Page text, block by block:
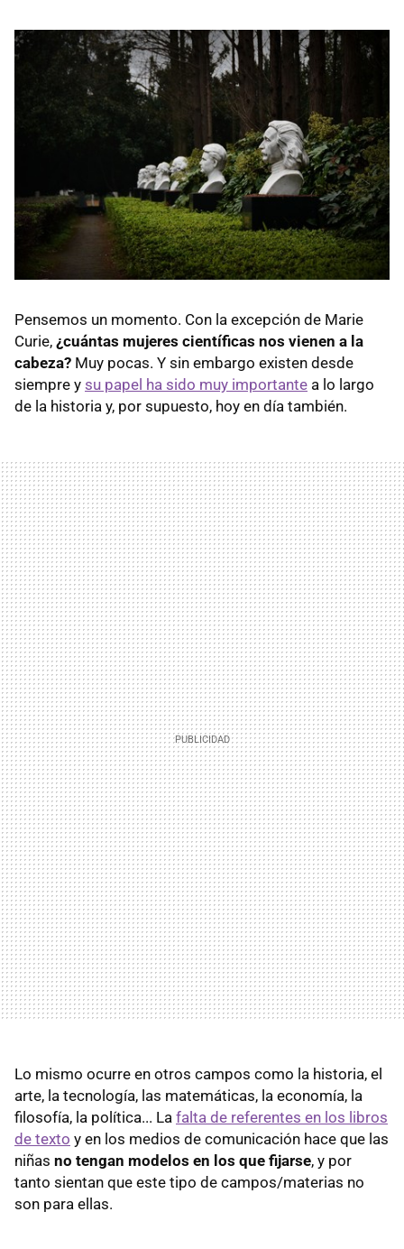
Pensemos un momento. Con la excepción de Marie
Curie, ¿cuántas mujeres científicas nos vienen a la
cabeza? Muy pocas. Y sin embargo existen desde
siempre y su papel ha sido muy importante a lo largo
de la historia y, por supuesto, hoy en día también.
Lo mismo ocurre en otros campos como la historia, el
arte, la tecnología, las matemáticas, la economía, la
filosofía, la política... La falta de referentes en los libros
de texto y en los medios de comunicación hace que las
niñas no tengan modelos en los que fijarse, y por
tanto sientan que este tipo de campos/materias no
son para ellas.